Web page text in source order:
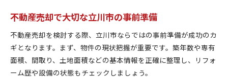
不動産売却で大切な立川市の事前準備
不動産売却を検討する際、立川市ならではの事前準備が成功のカ
ギとなります。まず、物件の現状把握が重要です。築年数や専有
面積、間取り、土地面積などの基本情報を正確に整理し、リフォ
ーム歴や設備の状態もチェックしましょう。